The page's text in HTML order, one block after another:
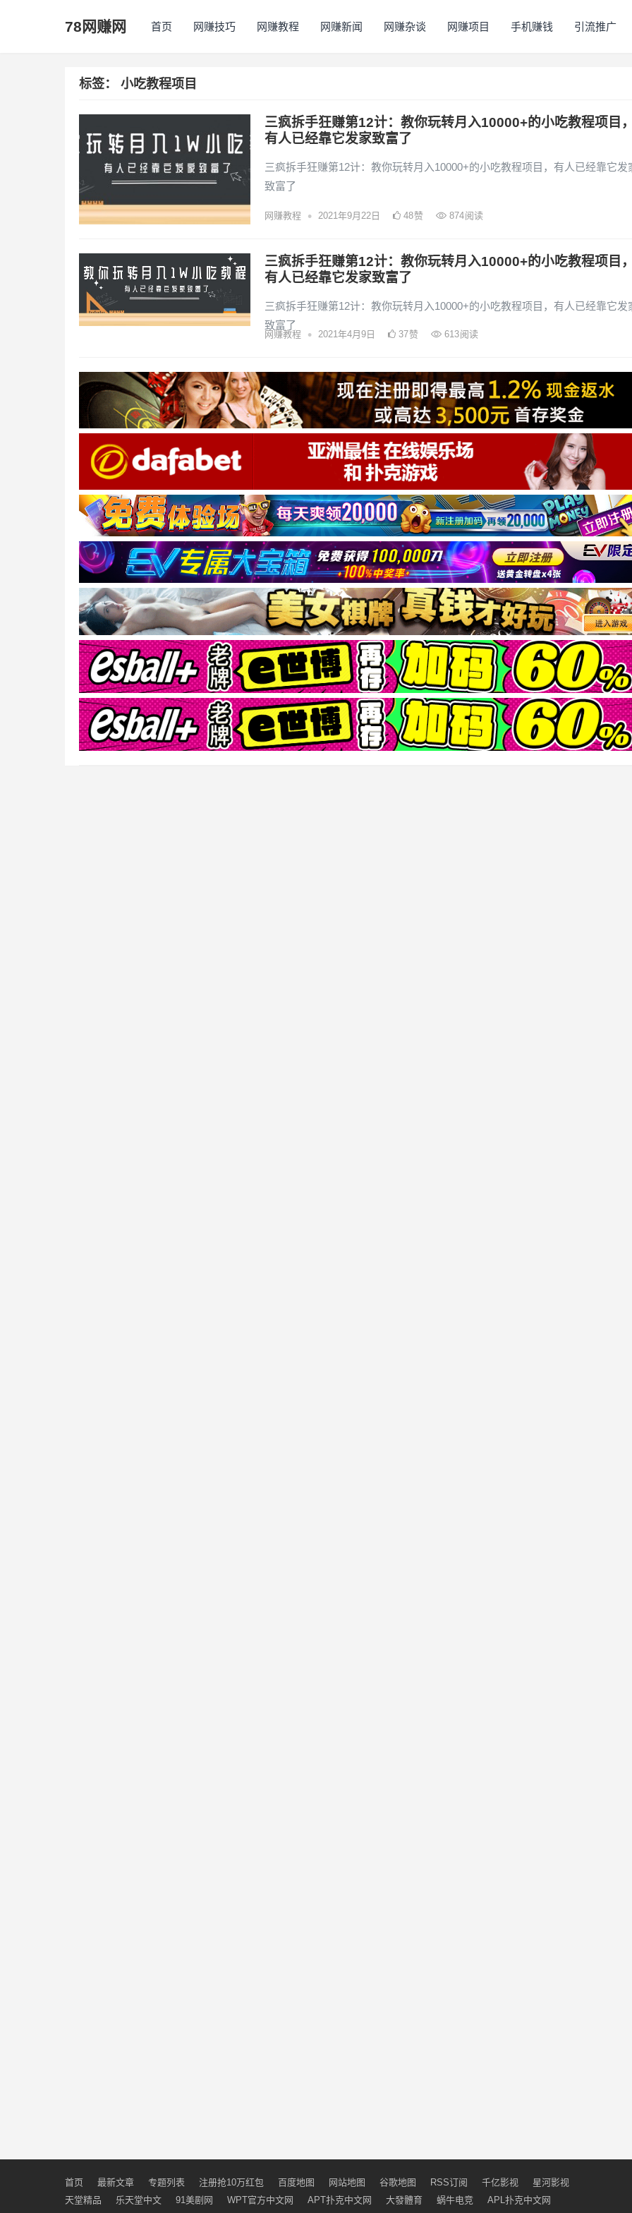
78网赚网 首页 网赚技巧 网赚教程 网赚新闻 网赚杂谈 网赚项目 手机赚钱 引流推广
标签： 小吃教程项目
三疯拆手狂赚第12计：教你玩转月入10000+的小吃教程项目
有人已经靠它发家致富了
三疯拆手狂赚第12计：教你玩转月入10000+的小吃教程项目，有人已经靠它发
致富了
网赚教程 • 2021年9月22日 48赞 874阅读
三疯拆手狂赚第12计：教你玩转月入10000+的小吃教程项目
有人已经靠它发家致富了
三疯拆手狂赚第12计：教你玩转月入10000+的小吃教程项目，有人已经靠它发
致富了
网赚教程 • 2021年4月9日 37赞 613阅读
首页 最新文章 专题列表 注册抢10万红包 百度地图 网站地图 谷歌地图 RSS订阅 千亿影视
星河影视
天堂精品
乐天堂中文 91美剧网 WPT官方中文网 APT扑克中文网 大發體育 蜗牛电竞
APL扑克中文网